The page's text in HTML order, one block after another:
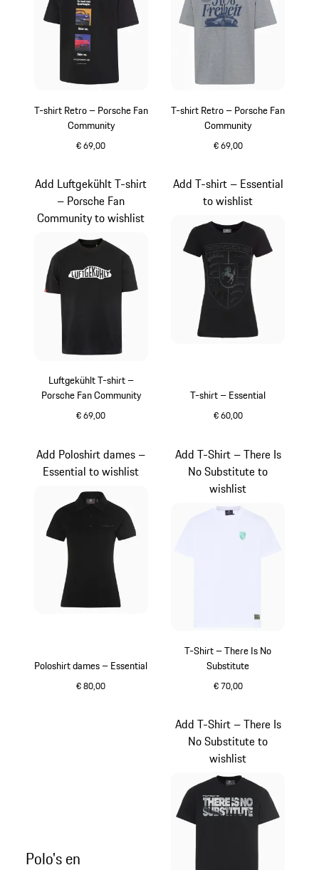
T-shirt Retro – Porsche Fan
Community
€ 69,00
T-shirt Retro – Porsche Fan
Community
€ 69,00
Luftgekühlt T-shirt –
Porsche Fan Community
€ 69,00
Add Luftgekühlt T-shirt
– Porsche Fan
Community to wishlist
T-shirt – Essential
€ 60,00
Add T-shirt – Essential
to wishlist
Poloshirt dames – Essential
€ 80,00
Add Poloshirt dames –
Essential to wishlist
T-Shirt – There Is No
Substitute
€ 70,00
Add T-Shirt – There Is
No Substitute to
wishlist
Polo's en
Add T-Shirt – There Is
No Substitute to
wishlist